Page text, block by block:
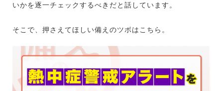
いかを逐一チェックするべきだと話しています。
そこで、押さえてほしい備えのツボはこちら。